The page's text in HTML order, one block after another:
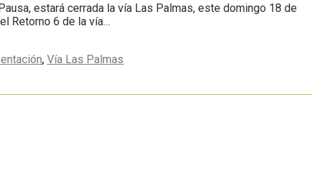
estará cerrada la vía Las Palmas, este domingo 18 de
Retorno 6 de la vía…
, Vía Las Palmas